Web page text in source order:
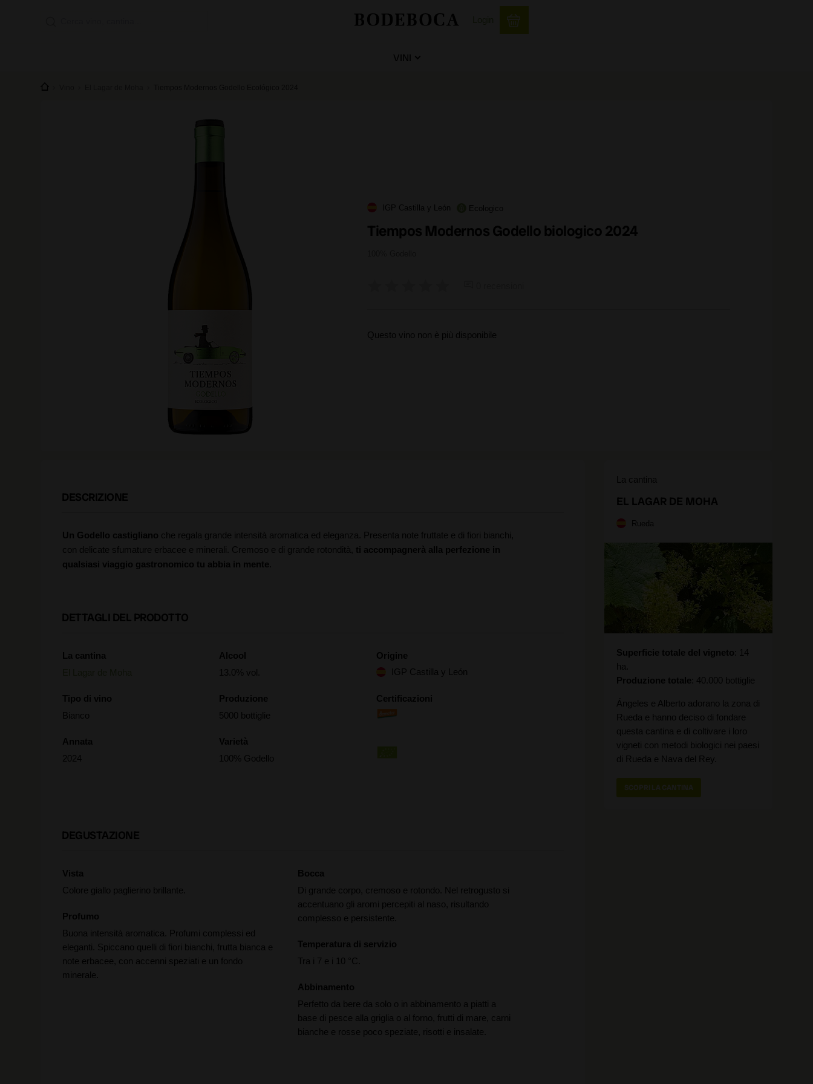
VINI
IGP Castilla y León Ecologico
Tiempos Modernos Godello biologico 2024
Questo vino non è più disponibile
DESCRIZIONE
Un Godello castigliano che regala grande intensità aromatica ed eleganza. Presenta note fruttate e di fiori bianchi,
con delicate sfumature erbacee e minerali. Cremoso e di grande rotondità, ti accompagnerà alla perfezione in
qualsiasi viaggio gastronomico tu abbia in mente
DETTAGLI DEL PRODOTTO
La cantina
Tipo di vino
Bianco
Annata
2024
Alcool
13.0% vol.
Produzione
5000 bottiglie
Varietà
100% Godello
Origine
IGP Castilla y León
Certificazioni
DEGUSTAZIONE
Vista
Colore giallo paglierino brillante.
Profumo
Buona intensità aromatica. Profumi complessi ed
eleganti. Spiccano quelli di fiori bianchi, frutta bianca e
note erbacee, con accenni speziati e un fondo
minerale.
Bocca
Di grande corpo, cremoso e rotondo. Nel retrogusto si
accentuano gli aromi percepiti al naso, risultando
complesso e persistente.
Temperatura di servizio
Tra i 7 e i 10 °C.
Abbinamento
Perfetto da bere da solo o in abbinamento a piatti a
base di pesce alla griglia o al forno, frutti di mare, carni
bianche e rosse poco speziate, risotti e insalate.
La cantina
EL LAGAR DE MOHA
Rueda
Superficie totale del vigneto
14
ha.
Produzione totale 40.000 bottiglie
Ángeles e Alberto adorano la zona di
Rueda e hanno deciso di fondare
questa cantina e di coltivare i loro
vigneti con metodi biologici nei paesi
di Rueda e Nava del Rey.
SCOPRI LA CANTINA